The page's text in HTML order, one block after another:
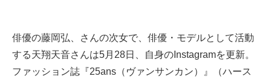
俳優の藤岡弘、さんの次女で、俳優・モデルとして活動
する天翔天音さんは5月28日、自身のInstagramを更新。
ファッション誌『25ans（ヴァンサンカン）』（ハース